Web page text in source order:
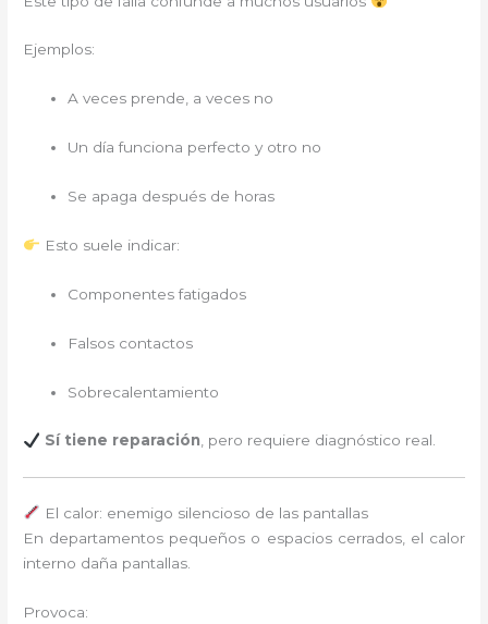
Ejemplos:
A veces prende, a veces no
Un día funciona perfecto y otro no
Se apaga después de horas
Esto suele indicar:
Componentes fatigados
Falsos contactos
Sobrecalentamiento
Sí tiene reparación, pero requiere diagnóstico real.
El calor: enemigo silencioso de las pantallas
En departamentos pequeños o espacios cerrados, el calor
interno daña pantallas.
Provoca: